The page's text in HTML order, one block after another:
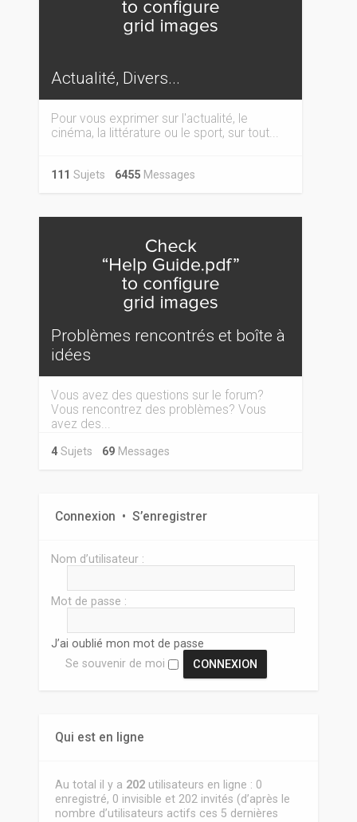
Actualité, Divers...
Pour vous exprimer sur l'actualité, le
cinéma, la littérature ou le sport, sur tout...
111 Sujets 6455Messages
Problèmes rencontrés et boîte à
idées
Vous avez des questions sur le forum?
Vous rencontrez des problèmes? Vous
avez des...
4Sujets 69Messages
Connexion • S’enregistrer
Nom d’utilisateur :
Mot de passe :
J’ai oublié mon mot de passe
Se souvenir de moi
Qui est en ligne
Au total il y a 202utilisateurs en ligne : 0
enregistré, 0 invisible et 202 invités (d’après le
nombre d’utilisateurs actifs ces 5 dernières